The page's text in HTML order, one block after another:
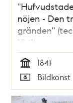
nöjen - Den
gränden"
1841)
Tid
1841
Typ
Bildkonst